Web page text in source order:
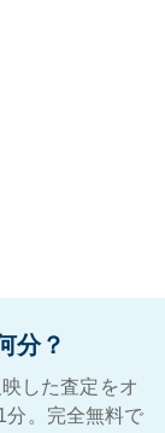
分？
した査定をオ
分。完全無料で